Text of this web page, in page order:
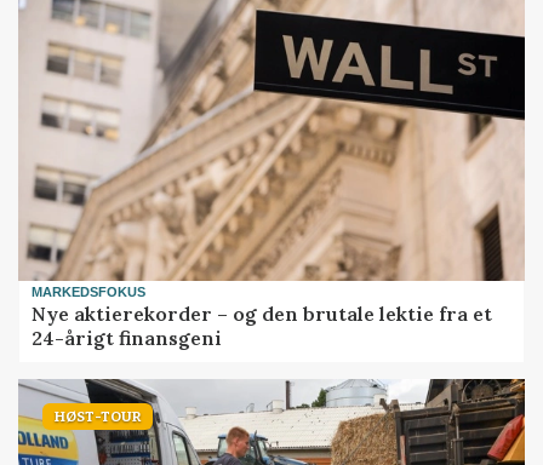
MARKEDSFOKUS
Nye aktierekorder – og den brutale lektie fra et
24-årigt finansgeni
HØST-TOUR